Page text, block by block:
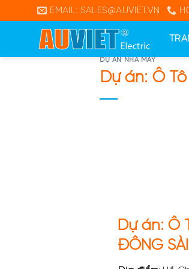
to
EMAIL: SALES@AUVIET.VN
DỰ ÁN NHÀ MÁY
Dự án: Ô
Dự án: Ô
ĐÔNG